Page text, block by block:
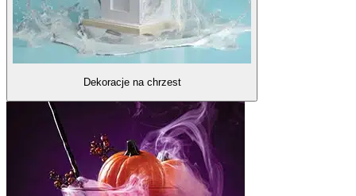
Dekoracje na chrzest